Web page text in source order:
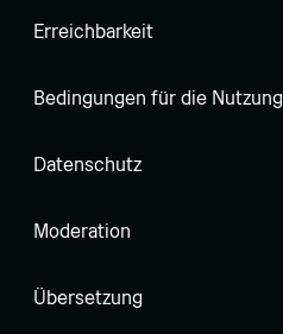
Erreichbarkeit
Bedingungen für die Nutzung
Datenschutz
Moderation
Übersetzung